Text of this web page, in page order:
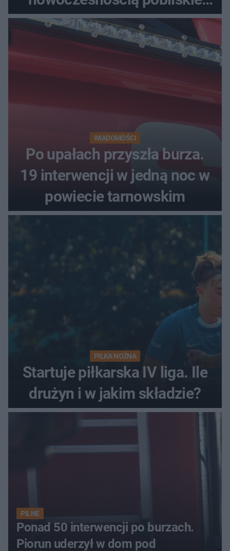
miasta. Prąd, telefon i
luksusowa auta
WIADOMOŚCI
Po upałach przyszła burza.
19 interwencji w jedną noc w
powiecie tarnowskim
PIŁKA NOŻNA
Startuje piłkarska IV liga. Ile
drużyn i w jakim składzie?
PILNE
Ponad 50 interwencji po burzach.
Piorun uderzył w dom pod